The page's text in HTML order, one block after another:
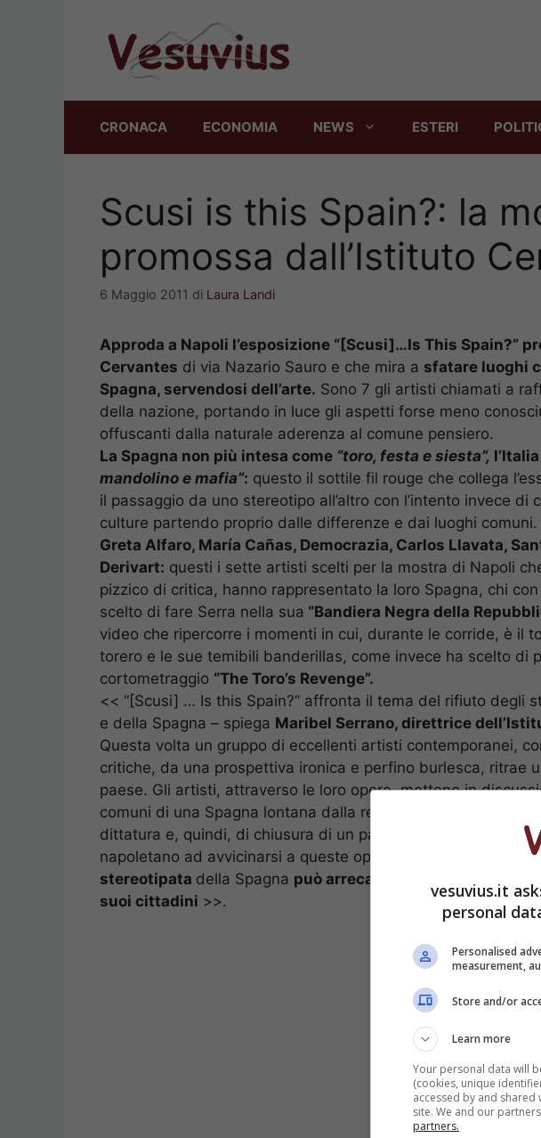
CRONACA ECONOMIA NEWS ESTERI
Scusi is this Spain?: la
promossa dall’Istituto
6 Maggio 2011 di Laura Landi
Approda a Napoli l’esposizione “[Scusi]…Is This Spain?”
Cervantes di via Nazario Sauro e che mira a sfatare luoghi
Spagna, servendosi dell’arte. Sono 7 gli artisti chiamati a
della nazione, portando in luce gli aspetti forse meno
offuscanti dalla naturale aderenza al comune pensiero.
La Spagna non più intesa come “toro, festa e siesta”,
mandolino e mafia”: questo il sottile fil rouge che collega
il passaggio da uno stereotipo all’altro con l’intento invece
culture partendo proprio dalle differenze e dai luoghi comuni.
Greta Alfaro, María Cañas, Democrazia, Carlos Llavata,
Derivart: questi i sette artisti scelti per la mostra di Napoli
pizzico di critica, hanno rappresentato la loro Spagna, chi
scelto di fare Serra nella sua “Bandiera Negra della
video che ripercorre i momenti in cui, durante le corride, è il
torero e le sue temibili banderillas, come invece ha scelto di
cortometraggio “The Toro’s Revenge”.
<< “[Scusi] … Is this Spain?” affronta il tema del rifiuto degli
e della Spagna – spiega Maribel Serrano, direttrice
Questa volta un gruppo di eccellenti artisti contemporanei,
critiche, da una prospettiva ironica e perfino burlesca, ritrae
paese. Gli artisti, attraverso le loro opere, mettono in
comuni di una Spagna lontana dalla realtà, forgiati, per la
dittatura e, quindi, di chiusura di un paese al mondo.
napoletano ad avvicinarsi a queste opere e a riflettere con
stereotipata della Spagna può arrecare allo sviluppo di un
suoi cittadini >>.
vesuvius.it
personal
Personalised
measurement,
Store and/or
Learn more
Your personal data will
(cookies, unique
accessed by and
site. We and our
partners.